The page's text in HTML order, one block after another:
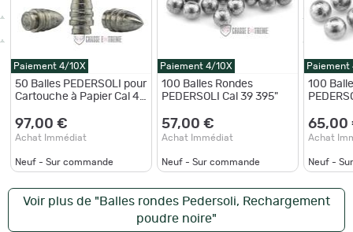
Paiement 4/10X
50 Balles PEDERSOLI pour
Cartouche à Papier Cal 45
97,00 €
Achat Immédiat
Neuf - Sur commande
Paiement 4/10X
100 Balles Rondes
PEDERSOLI Cal 39 395"
57,00 €
Achat Immédiat
Neuf - Sur commande
Paiement
100
65,00
Achat
Neuf -
Voir plus de "Balles rondes Pedersoli, Rechargement
poudre noire"